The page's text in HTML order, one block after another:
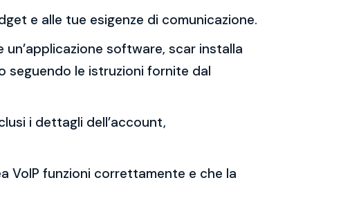
e alle tue esigenze di comunicazione.
software, scar installa
seguendo le istruzioni fornite dal
i dettagli dell’account,
VoIP funzioni correttamente e che la